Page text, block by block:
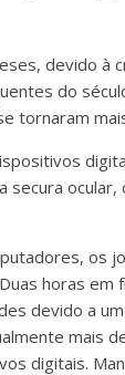
devido à
do
tornaram
ocular,
os
horas em
devido a
mais
digitais.